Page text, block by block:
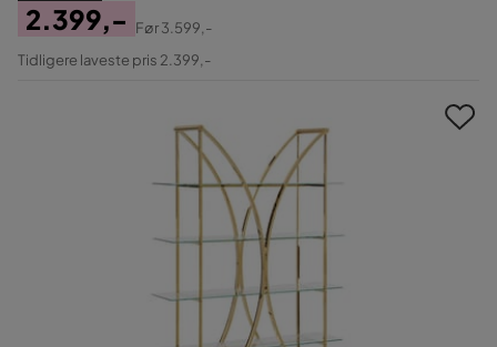
Pris
2.399,-
Original
Før3.599,-
Tidligere laveste pris 2.399,-